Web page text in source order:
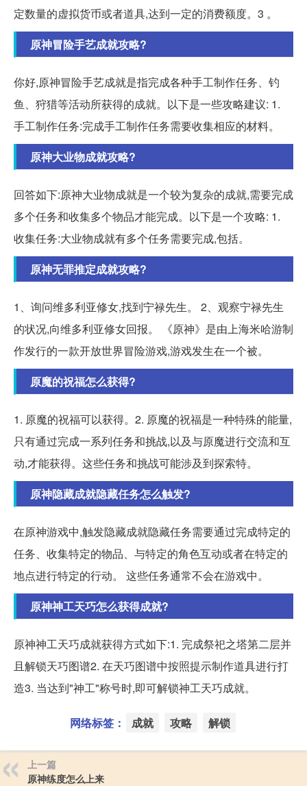
定数量的虚拟货币或者道具,达到一定的消费额度。3 。
原神冒险手艺成就攻略?
你好,原神冒险手艺成就是指完成各种手工制作任务、钓
鱼、狩猎等活动所获得的成就。以下是一些攻略建议: 1.
手工制作任务:完成手工制作任务需要收集相应的材料。
原神大业物成就攻略?
回答如下:原神大业物成就是一个较为复杂的成就,需要完成
多个任务和收集多个物品才能完成。以下是一个攻略: 1.
收集任务:大业物成就有多个任务需要完成,包括。
原神无罪推定成就攻略?
1、询问维多利亚修女,找到宁禄先生。 2、观察宁禄先生
的状况,向维多利亚修女回报。 《原神》是由上海米哈游制
作发行的一款开放世界冒险游戏,游戏发生在一个被。
原魔的祝福怎么获得?
1. 原魔的祝福可以获得。2. 原魔的祝福是一种特殊的能量,
只有通过完成一系列任务和挑战,以及与原魔进行交流和互
动,才能获得。这些任务和挑战可能涉及到探索特。
原神隐藏成就隐藏任务怎么触发?
在原神游戏中,触发隐藏成就隐藏任务需要通过完成特定的
任务、收集特定的物品、与特定的角色互动或者在特定的
地点进行特定的行动。 这些任务通常不会在游戏中。
原神神工天巧怎么获得成就?
原神神工天巧成就获得方式如下:1. 完成祭祀之塔第二层并
且解锁天巧图谱2. 在天巧图谱中按照提示制作道具进行打
造3. 当达到"神工"称号时,即可解锁神工天巧成就。
网络标签： 成就 攻略 解锁
上一篇
原神练度怎么上来